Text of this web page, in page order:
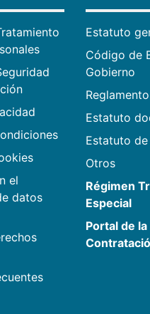
el
datos
Estatuto
Código de
Gobierno
Estatuto
Estatuto
Otros
Régimen
Especial
Portal de la